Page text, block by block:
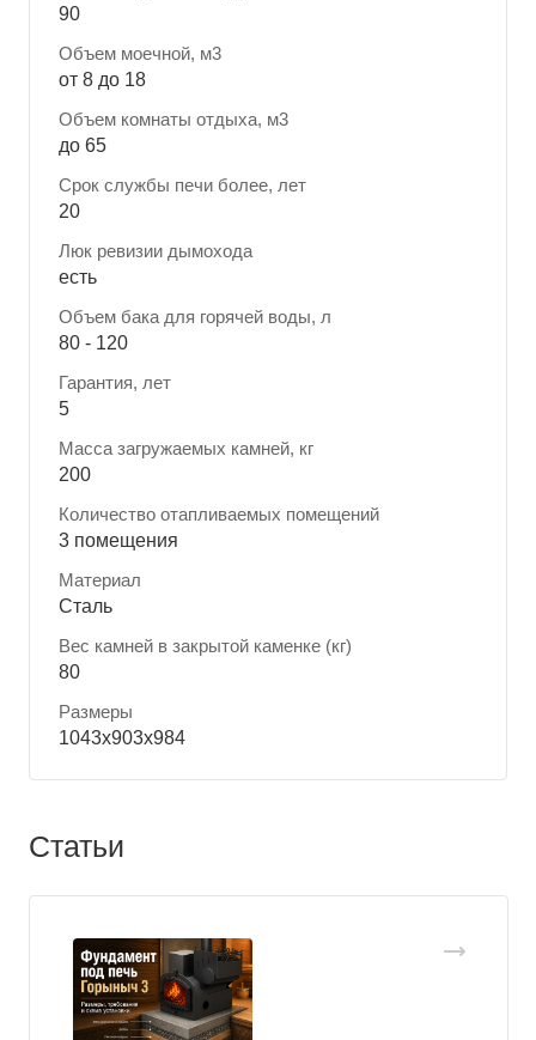
90
Объем моечной, м3
от 8 до 18
Объем комнаты отдыха, м3
до 65
Срок службы печи более, лет
20
Люк ревизии дымохода
есть
Объем бака для горячей воды, л
80 - 120
Гарантия, лет
5
Масса загружаемых камней, кг
200
Количество отапливаемых помещений
3 помещения
Материал
Сталь
Вес камней в закрытой каменке (кг)
80
Размеры
1043х903х984
Статьи